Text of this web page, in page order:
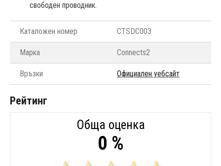
свободен проводник.
Каталожен номер CTSDC003
Марка Connects2
Връзки Официален уебсайт
Рейтинг
Обща оценка
0 %